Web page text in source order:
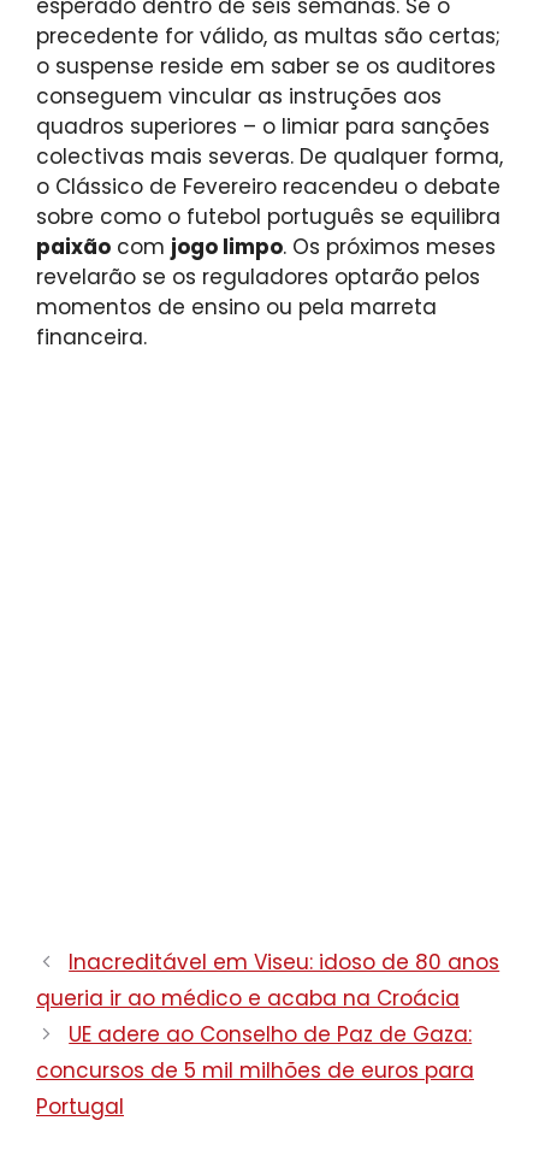
esperado dentro de seis semanas. Se o
precedente for válido, as multas são certas;
o suspense reside em saber se os auditores
conseguem vincular as instruções aos
quadros superiores – o limiar para sanções
colectivas mais severas. De qualquer forma,
o Clássico de Fevereiro reacendeu o debate
sobre como o futebol português se equilibra
paixão com jogo limpo. Os próximos meses
revelarão se os reguladores optarão pelos
momentos de ensino ou pela marreta
financeira.
Inacreditável em Viseu: idoso de 80 anos
queria ir ao médico e acaba na Croácia
UE adere ao Conselho de Paz de Gaza:
concursos de 5 mil milhões de euros para
Portugal